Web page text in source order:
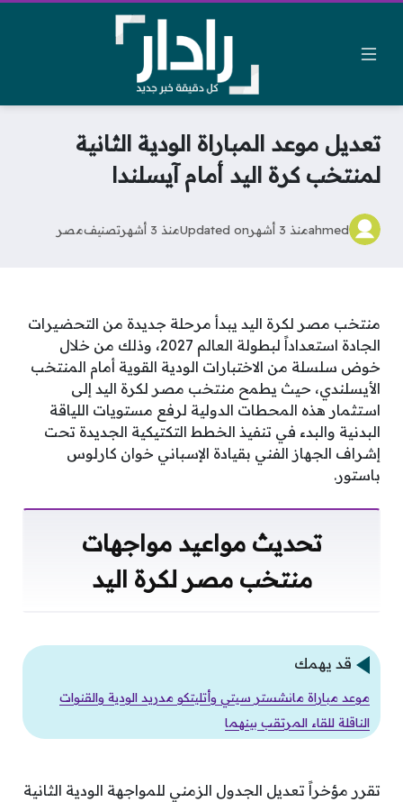
تعديل موعد المباراة الودية الثانية
لمنتخب كرة اليد أمام آيسلندا
ahmedمنذ 3 أشهر Updated onمنذ 3 أشهر تصنيفمصر
منتخب مصر لكرة اليد يبدأ مرحلة جديدة من التحضيرات
الجادة استعداداً لبطولة العالم 2027، وذلك من خلال
خوض سلسلة من الاختبارات الودية القوية أمام المنتخب
الأيسلندي، حيث يطمح منتخب مصر لكرة اليد إلى
استثمار هذه المحطات الدولية لرفع مستويات اللياقة
البدنية والبدء في تنفيذ الخطط التكتيكية الجديدة تحت
إشراف الجهاز الفني بقيادة الإسباني خوان كارلوس
باستور.
تحديث مواعيد مواجهات
منتخب مصر لكرة اليد
قد يهمك
موعد مباراة مانشستر سيتي وأتليتكو مدريد الودية والقنوات
الناقلة للقاء المرتقب بينهما
تقرر مؤخراً تعديل الجدول الزمني للمواجهة الودية الثانية